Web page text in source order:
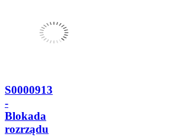
S0000913
-
Blokada
rozrządu